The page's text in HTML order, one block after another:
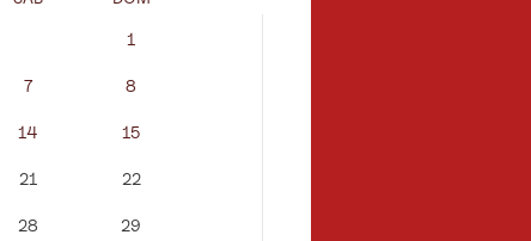
1
7 8
14 15
21 22
28 29